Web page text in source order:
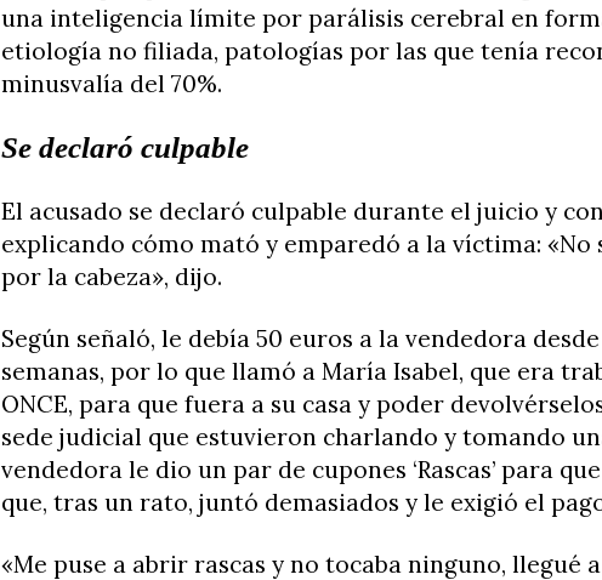
una inteligencia límite por parálisis cerebral en
etiología no filiada, patologías por las que tenía
minusvalía del 70%.
Se declaró culpable
El acusado se declaró culpable durante el juicio y
explicando cómo mató y emparedó a la víctima: «No
por la cabeza», dijo.
Según señaló, le debía 50 euros a la vendedora
semanas, por lo que llamó a María Isabel, que era
ONCE, para que fuera a su casa y poder
sede judicial que estuvieron charlando y tomando
vendedora le dio un par de cupones ‘Rascas’ para
que, tras un rato, juntó demasiados y le exigió el
«Me puse a abrir rascas y no tocaba ninguno, llegué